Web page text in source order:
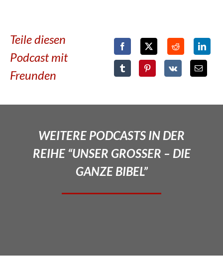
Teile diesen
Podcast mit
Freunden
WEITERE PODCASTS IN DER
REIHE “UNSER GROSSER – DIE
GANZE BIBEL”